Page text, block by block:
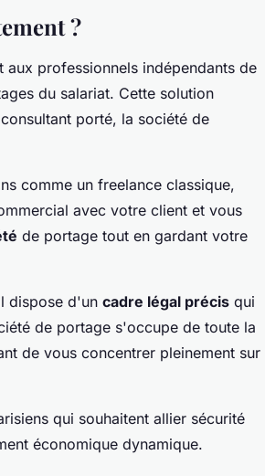
?
aux professionnels indépendants de
du salariat. Cette solution
porté, la société de
comme un freelance classique,
avec votre client et vous
de portage tout en gardant votre
dispose d'un cadre légal précis qui
de portage s'occupe de toute la
de vous concentrer pleinement sur
qui souhaitent allier sécurité
économique dynamique.